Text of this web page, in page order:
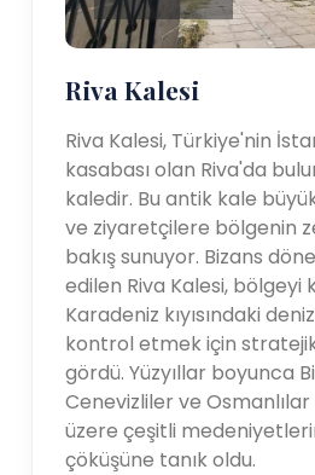
Riva Kalesi
Riva Kalesi, Türkiye'nin
kasabası olan Riva'da
kaledir. Bu antik kale
ve ziyaretçilere bölgenin
bakış sunuyor. Bizans
edilen Riva Kalesi, bölgeyi
Karadeniz kıyısındaki
kontrol etmek için
gördü. Yüzyıllar boyunca
Cenevizliler ve
üzere çeşitli
çöküşüne tanık oldu.